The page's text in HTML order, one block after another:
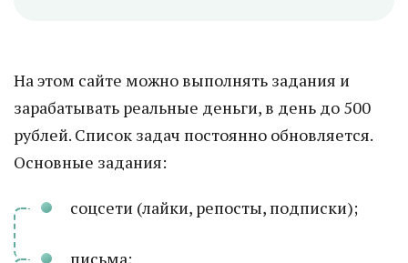
На этом сайте можно выполнять задания и
зарабатывать реальные деньги, в день до 500
рублей. Список задач постоянно обновляется.
Основные задания:
соцсети (лайки, репосты, подписки);
письма;